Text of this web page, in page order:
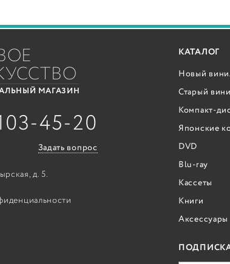
МАГАЗИН
45-20
Задать вопрос
д. 5.
КАТАЛОГ
Новый
Старый
Компакт-
Японские
DVD
Blu-ray
Кассеты
Книги
Аксессуары